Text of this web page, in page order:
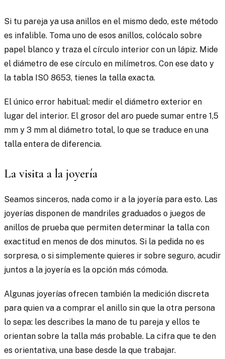
Si tu pareja ya usa anillos en el mismo dedo, este método
es infalible. Toma uno de esos anillos, colócalo sobre
papel blanco y traza el círculo interior con un lápiz. Mide
el diámetro de ese círculo en milímetros. Con ese dato y
la tabla ISO 8653, tienes la talla exacta.
El único error habitual: medir el diámetro exterior en
lugar del interior. El grosor del aro puede sumar entre 1,5
mm y 3 mm al diámetro total, lo que se traduce en una
talla entera de diferencia.
La visita a la joyería
Seamos sinceros, nada como ir a la joyería para esto. Las
joyerías disponen de mandriles graduados o juegos de
anillos de prueba que permiten determinar la talla con
exactitud en menos de dos minutos. Si la pedida no es
sorpresa, o si simplemente quieres ir sobre seguro, acudir
juntos a la joyería es la opción más cómoda.
Algunas joyerías ofrecen también la medición discreta
para quien va a comprar el anillo sin que la otra persona
lo sepa: les describes la mano de tu pareja y ellos te
orientan sobre la talla más probable. La cifra que te den
es orientativa, una base desde la que trabajar.